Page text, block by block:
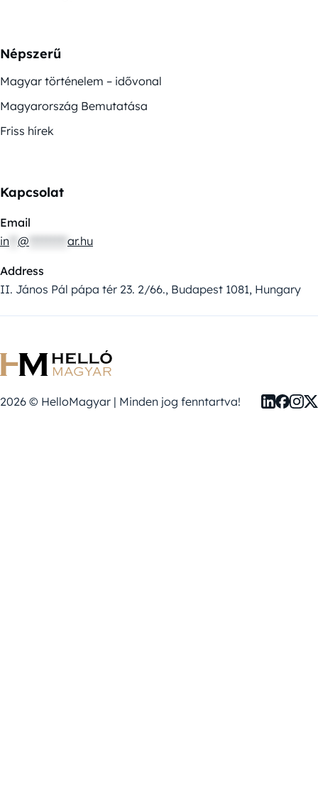
Népszerű
Magyar történelem – idővonal
Magyarország Bemutatása
Friss hírek
Kapcsolat
Email
in @ ar.hu
Address
II. János Pál pápa tér 23. 2/66., Budapest 1081, Hungary
2026 © HelloMagyar | Minden jog fenntartva!